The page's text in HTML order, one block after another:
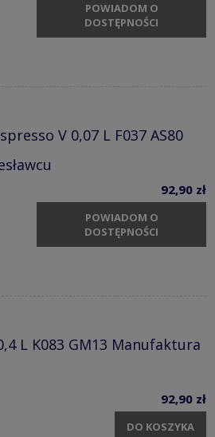
POWIADOM O
DOSTĘPNOŚCI
V 0,07 L F037 AS80
92,90 zł
POWIADOM O
DOSTĘPNOŚCI
L K083 GM13 Manufaktura
92,90 zł
DO KOSZYKA